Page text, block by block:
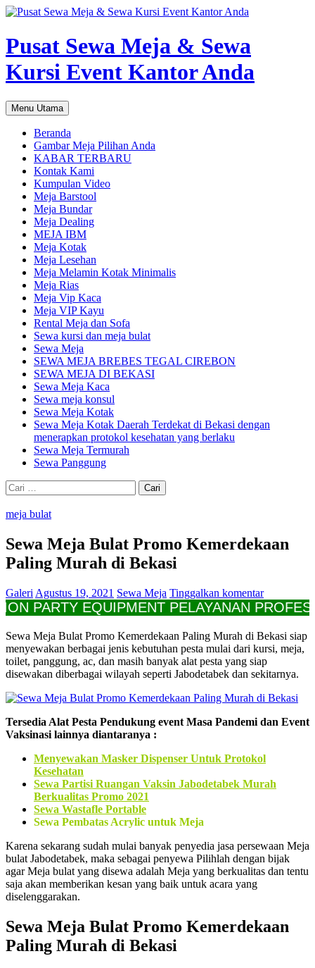
Pusat Sewa Meja & Sewa
Kursi Event Kantor Anda
Cari
Menu Utama Langsung
ke
isi
Beranda
Gambar Meja Pilihan Anda
KABAR TERBARU
Kontak Kami
Kumpulan Video
Meja Barstool
Meja Bundar
Meja Dealing
MEJA IBM
Meja Kotak
Meja Lesehan
Meja Melamin Kotak Minimalis
Meja Rias
Meja Vip Kaca
Meja VIP Kayu
Rental Meja dan Sofa
Sewa kursi dan meja bulat
Sewa Meja
SEWA MEJA BREBES TEGAL CIREBON
SEWA MEJA DI BEKASI
Sewa Meja Kaca
Sewa meja konsul
Sewa Meja Kotak
Sewa Meja Kotak Daerah Terdekat di Bekasi dengan
menerapkan protokol kesehatan yang berlaku
Sewa Meja Termurah
Sewa Panggung
Cari
untuk:
meja bulat
Sewa Meja Bulat Promo Kemerdekaan
Paling Murah di Bekasi
Galeri Agustus 19, 2021 Sewa Meja Tinggalkan komentar
EQUIPMENT PELAYANAN
Sewa Meja Bulat Promo Kemerdekaan Paling Murah di Bekasi siap
menyewakan berbagai jenis kebutuhan pesta mulai dari kursi, meja,
toilet, panggung, ac, dan masih banyak alat pesta yang siap
disewakan diberbagai wilayah seperti Jabodetabek dan sekitarnya.
Tersedia Alat Pesta Pendukung event Masa Pandemi dan Event
Vaksinasi lainnya diantaranya :
Menyewakan Masker Dispenser Untuk Protokol
Kesehatan
Sewa Partisi Ruangan Vaksin Jabodetabek Murah
Berkualitas Promo 2021
Sewa Wastafle Portable
Sewa Pembatas Acrylic untuk Meja
Karena sekarang sudah mulai banyak penyedia jasa persewaan Meja
bulat Jabodetabek, maka sebagai penyewa Pilihlah dengan bijak
agar Meja bulat yang disewa adalah Meja yang berkualitas dan tentu
saja akan memberikan kesan yang baik untuk acara yang
diselenggarakan.
Sewa Meja Bulat Promo Kemerdekaan
Paling Murah di Bekasi